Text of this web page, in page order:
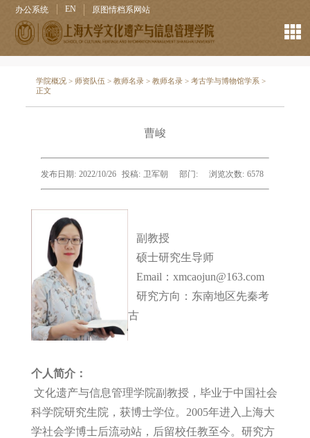
办公系统 EN 原图情档系网站
学院概况 > 师资队伍 >教师名录 >教师名录 >考古学与博物馆学系 >
正文
曹峻
发布日期: 2022/10/26 投稿: 卫军朝 部门: 浏览次数: 6578
副教授
硕士研究生导师
Email：xmcaojun@163.com
研究方向：东南地区先秦考
古
个人简介：
文化遗产与信息管理学院副教授，毕业于中国社会
科学院研究生院，获博士学位。2005年进入上海大
学社会学博士后流动站，后留校任教至今。研究方